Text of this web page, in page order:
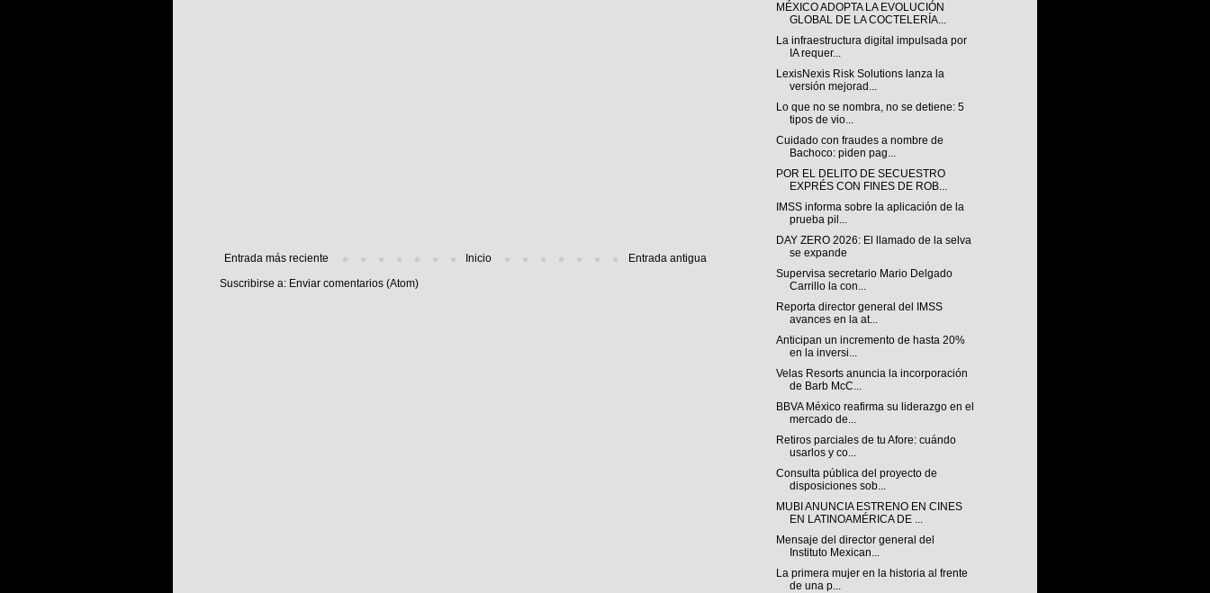
Entrada más reciente Entrada antigua
Inicio
Suscribirse a: Enviar comentarios (Atom)
MÉXICO ADOPTA LA EVOLUCIÓN
GLOBAL DE LA COCTELERÍA...
La infraestructura digital impulsada por
IA requer...
LexisNexis Risk Solutions lanza la
versión mejorad...
Lo que no se nombra, no se detiene: 5
tipos de vio...
Cuidado con fraudes a nombre de
Bachoco: piden pag...
POR EL DELITO DE SECUESTRO
EXPRÉS CON FINES DE ROB...
IMSS informa sobre la aplicación de la
prueba pil...
DAY ZERO 2026: El llamado de la selva
se expande
Supervisa secretario Mario Delgado
Carrillo la con...
Reporta director general del IMSS
avances en la at...
Anticipan un incremento de hasta 20%
en la inversi...
Velas Resorts anuncia la incorporación
de Barb McC...
BBVA México reafirma su liderazgo en el
mercado de...
Retiros parciales de tu Afore: cuándo
usarlos y co...
Consulta pública del proyecto de
disposiciones sob...
MUBI ANUNCIA ESTRENO EN CINES
EN LATINOAMÉRICA DE ...
Mensaje del director general del
Instituto Mexican...
La primera mujer en la historia al frente
de una p...